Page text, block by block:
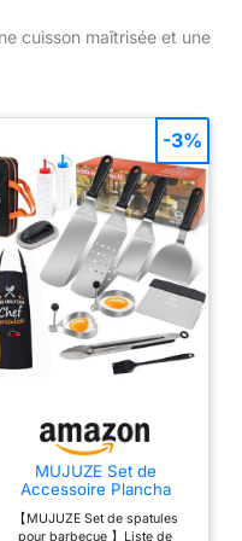
cuisson maîtrisée et une
MUJUZE Set de
Accessoire Plancha
INOX,Kit Plancha Cadeau
Homme Papa
【MUJUZE Set de spatules
pour barbecue 】Liste de
-3%